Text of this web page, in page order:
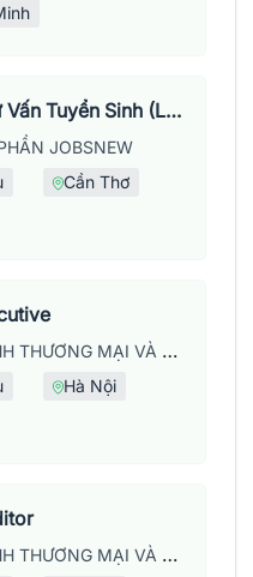
Nhân Viên Tư Vấn Tuyển Sinh (Làm Việc Tại Văn Phòng)
JOBSNEW
Cần Thơ
CÔNG TY TNHH THƯƠNG MẠI VÀ DỊCH VỤ UPMEDIA
Hà Nội
CÔNG TY TNHH THƯƠNG MẠI VÀ DỊCH VỤ UPMEDIA